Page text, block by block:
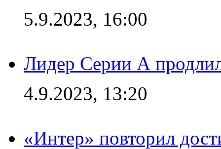
5.9.2023, 16:00
Лидер Серии А
4.9.2023, 13:20
«Интер» повторил